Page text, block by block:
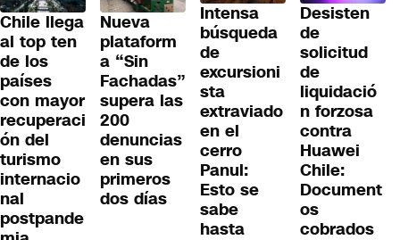
Chile llega
al top ten
de los
países
con mayor
recuperaci
ón del
turismo
internacio
nal
postpande
Nueva
plataform
a “Sin
Fachadas”
supera las
200
denuncias
en sus
primeros
dos días
Intensa
búsqueda
de
excursioni
sta
extraviado
en el
cerro
Panul:
Esto se
sabe
hasta
Desisten
de
solicitud
de
liquidació
n forzosa
contra
Huawei
Chile:
Document
os
cobrados